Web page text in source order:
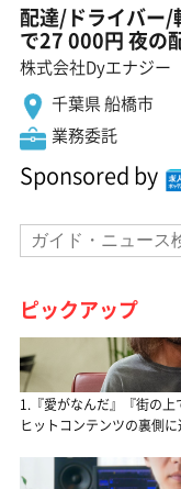
配達/ドライバー/
で27 000円 夜の
株式会社Dyエナジー
千葉県 船橋市
業務委託
Sponsored by
ピックアップ
1.『愛がなんだ』『街の
ヒットコンテンツの裏側に